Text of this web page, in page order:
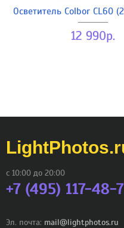
Осветитель Colbor CL60
12 990р.
с 10:00 до 20:00
+7 (495) 117-48-
Эл. почта: mail@lightphotos.ru